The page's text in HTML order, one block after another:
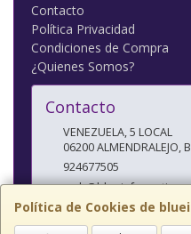
Política de Cookies de
Contacto
Política Privacidad
Condiciones de Compra
¿Quienes Somos?
Contacto
VENEZUELA, 5 LOCAL
06200ALMENDRALEJO,
924677505